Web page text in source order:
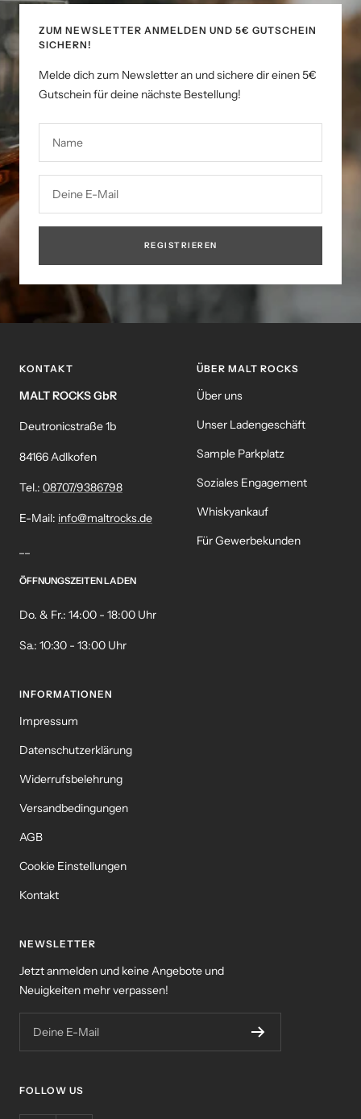
ZUM NEWSLETTER ANMELDEN UND 5€ GUTSCHEIN
SICHERN!
Melde dich zum Newsletter an und sichere dir einen 5€
Gutschein für deine nächste Bestellung!
Name
Deine E-Mail
REGISTRIEREN
KONTAKT
MALT ROCKS GbR
Deutronicstraße 1b
84166 Adlkofen
Tel.: 08707/9386798
E-Mail: info@maltrocks.de
ÖFFNUNGSZEITEN LADEN
Do. & Fr.: 14:00 - 18:00 Uhr
Sa.: 10:30 - 13:00 Uhr
ÜBER MALT ROCKS
Über uns
Unser Ladengeschäft
Sample Parkplatz
Soziales Engagement
Whiskyankauf
Für Gewerbekunden
INFORMATIONEN
Impressum
Datenschutzerklärung
Widerrufsbelehrung
Versandbedingungen
AGB
Cookie Einstellungen
Kontakt
NEWSLETTER
Jetzt anmelden und keine Angebote und
Neuigkeiten mehr verpassen!
Deine E-Mail
FOLLOW US